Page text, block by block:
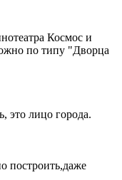
Космос и
по типу "Дворца
это лицо города.
построить,даже